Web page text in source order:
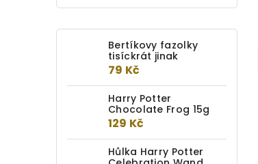
Bertíkovy fazolky
tisíckrát jinak
79 Kč
Harry Potter
Chocolate Frog 15g
129 Kč
Hůlka Harry Potter